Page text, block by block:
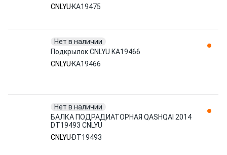
CNLYU KA19475
Нет в наличии
Подкрылок CNLYU KA19466
CNLYU KA19466
Нет в наличии
БАЛКА ПОДРАДИАТОРНАЯ QASHQAI 2014
DT19493 CNLYU
CNLYU DT19493